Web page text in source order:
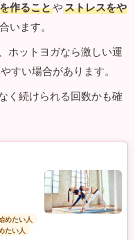
作ることやストレスをや
います。
ホットヨガなら激しい運
すい場合があります。
く続けられる回数かも確
めたい人
たい人